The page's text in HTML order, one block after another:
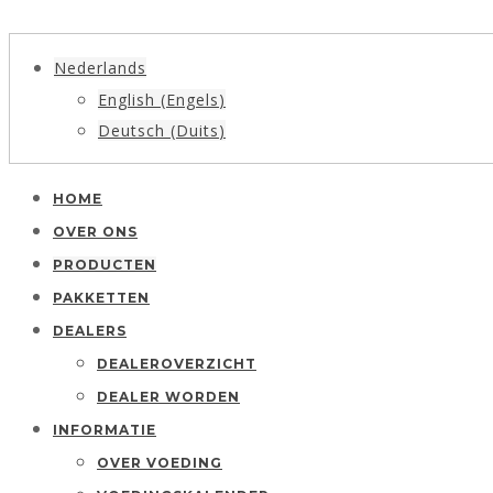
Nederlands
English (Engels)
Deutsch (Duits)
HOME
OVER ONS
PRODUCTEN
PAKKETTEN
DEALERS
DEALEROVERZICHT
DEALER WORDEN
INFORMATIE
OVER VOEDING